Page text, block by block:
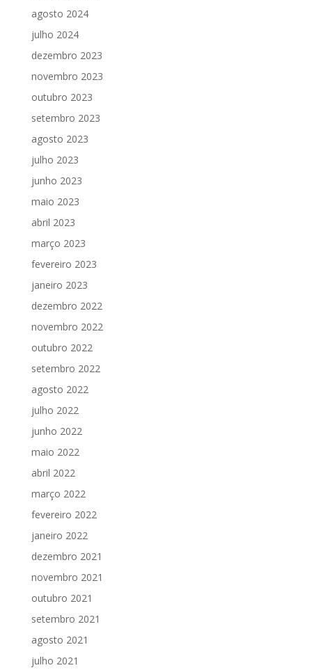
agosto 2024
julho 2024
dezembro 2023
novembro 2023
outubro 2023
setembro 2023
agosto 2023
julho 2023
junho 2023
maio 2023
abril 2023
março 2023
fevereiro 2023
janeiro 2023
dezembro 2022
novembro 2022
outubro 2022
setembro 2022
agosto 2022
julho 2022
junho 2022
maio 2022
abril 2022
março 2022
fevereiro 2022
janeiro 2022
dezembro 2021
novembro 2021
outubro 2021
setembro 2021
agosto 2021
julho 2021